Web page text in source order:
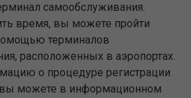
самообслуживания.
время, вы можете пройти
терминалов
расположенных в аэропортах.
о процедуре регистрации
вы можете в информационном